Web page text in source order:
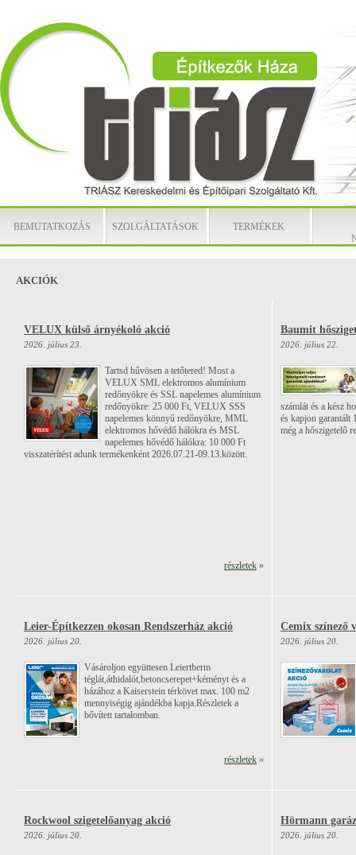
BEMUTATKOZÁS SZOLGÁLTATÁSOK
TERMÉKEK
AKCIÓK
VELUX külső árnyékoló akció
2026. július 23.
Tartsd hűvösen a tetőtered! Most a
VELUX SML elektromos alumínium
redőnyökre és SSL napelemes alumínium
redőnyökre: 25 000 Ft, VELUX SSS
napelemes könnyű redőnyökre, MML
elektromos hővédő hálókra és MSL
napelemes hővédő hálókra: 10 000 Ft
visszatérítést adunk termékenként 2026.07.21-09.13.között.
részletek »
Baumit
2026. július 22.
számlát és a kész
és kapjon garantált
még a hőszigetelő
Leier-Építkezzen okosan Rendszerház akció
2026. július 20.
Vásároljon együttesen Leiertherm
téglát,áthidalót,betoncserepet+kéményt és a
házához a Kaiserstein térkövet max. 100 m2
mennyiségig ajándékba kapja.Részletek a
bővített tartalomban.
részletek »
Cemix színező
2026. július 20.
Rockwool szigetelőanyag akció
2026. július 20.
Hörmann
2026. július 20.